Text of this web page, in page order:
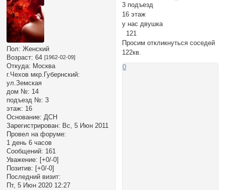
Пол: Женский
Возраст: 64 [1962-02-09]
Откуда: Москва
г.Чехов мкр.Губернский:
ул.Земская
дом №: 14
подъезд №: 3
этаж: 16
Основание: ДСН
Зарегистрирован: Вс, 5 Июн 2011
Провел на форуме:
1 день 6 часов
Сообщений: 161
Уважение: [+0/-0]
Позитив: [+0/-0]
Последний визит:
Пт, 5 Июн 2020 12:27
3 подъезд
16 этаж
у нас двушка
121
Просим откликнуться соседей
122кв.
0